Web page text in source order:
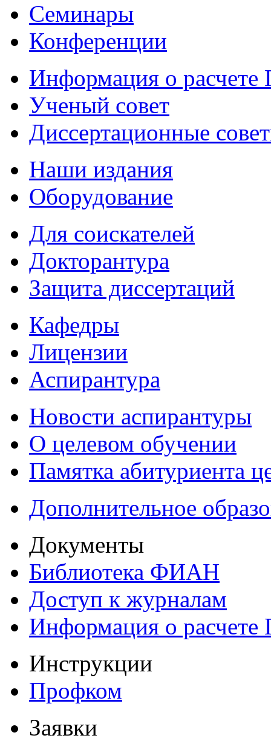
Семинары
Конференции
Информация о
Ученый совет
Диссертационные
Наши издания
Оборудование
Для соискателей
Докторантура
Защита диссертаций
Кафедры
Лицензии
Аспирантура
Новости аспирантуры
О целевом обучении
Памятка абитуриента
Дополнительное
Документы
Библиотека ФИАН
Доступ к журналам
Информация о
Инструкции
Профком
Заявки